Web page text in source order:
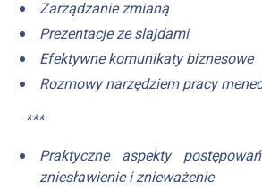
Zarządzanie zmianą
Prezentacje ze slajdami
Efektywne komunikaty biznesowe
Rozmowy narzędziem pracy
***
Praktyczne aspekty
zniesławienie i znieważenie